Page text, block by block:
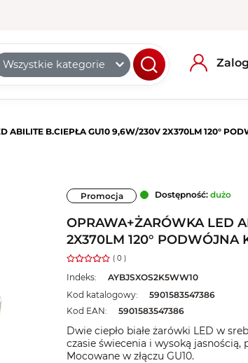
Wszystkie kategorie
ABILITE B.CIEPŁA GU10 9,6W/230V 2X370LM 120°
Promocja Dostępność: dużo
OPRAWA+ŻARÓWKA LED
2X370LM 120° PODWÓJNA
( 0 )
Indeks:
AYBJSXOS2K5WW10
Kod katalogowy:
5901583547386
Kod EAN:
5901583547386
Dwie ciepło białe żarówki LED w
czasie świecenia i wysoką
Mocowane w złączu GU10.